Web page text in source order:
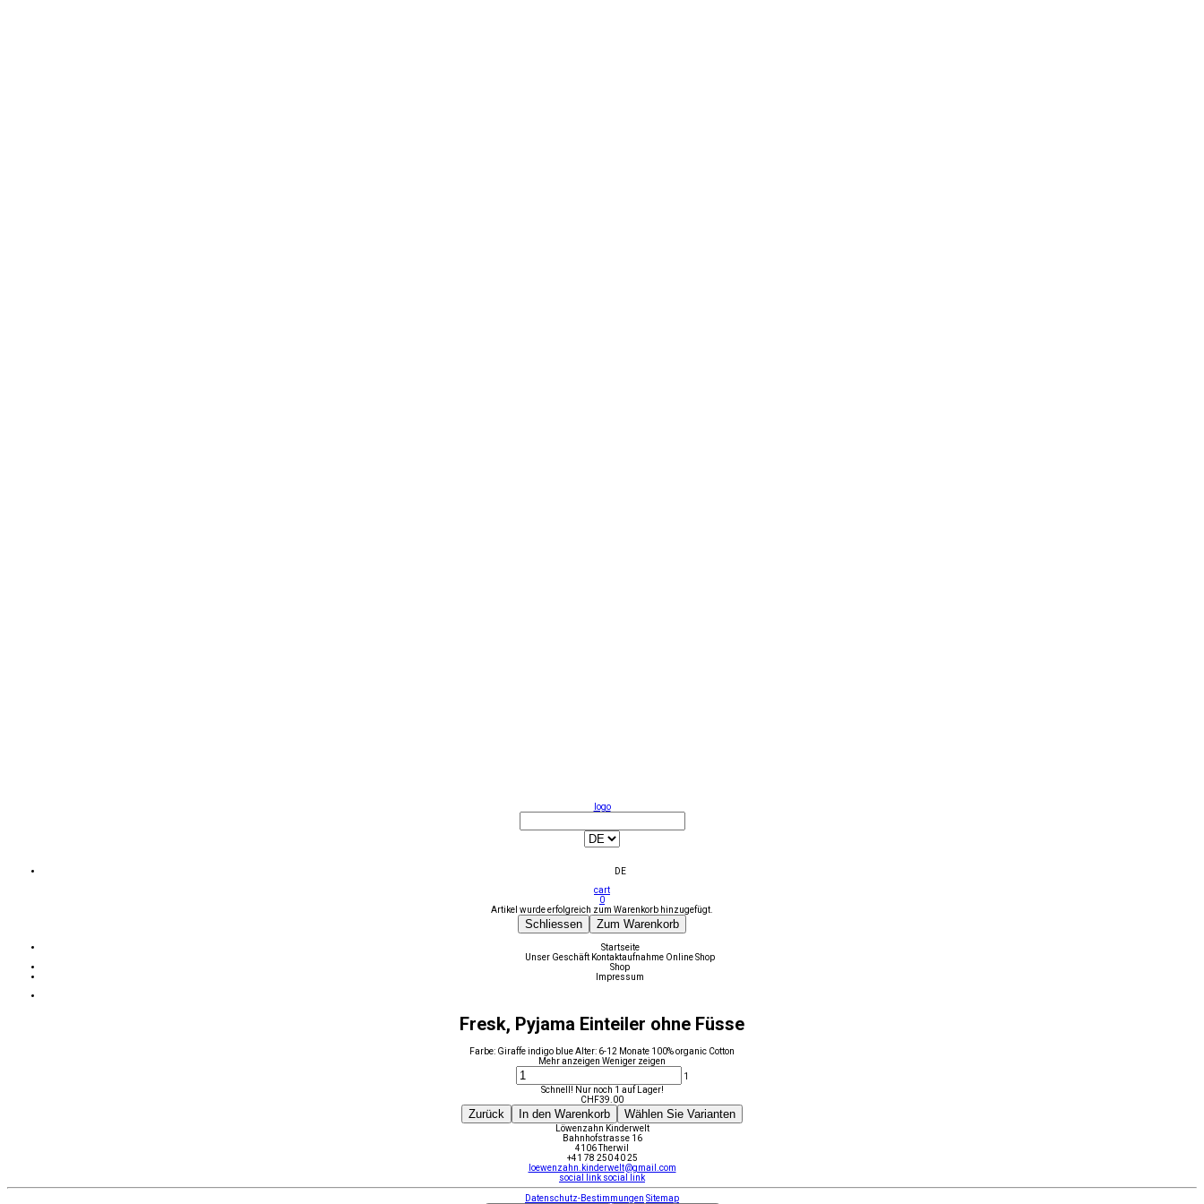
logo
DE
cart
0
Artikel wurde erfolgreich zum Warenkorb hinzugefügt.
Schliessen Zum Warenkorb
Startseite
Unser Geschäft Kontaktaufnahme Online Shop
Shop
Impressum
Fresk, Pyjama Einteiler ohne Füsse
Farbe: Giraffe indigo blue Alter: 6-12 Monate 100% organic Cotton
Mehr anzeigen Weniger zeigen
1
Schnell! Nur noch 1 auf Lager!
CHF39.00
Zurück In den Warenkorb Wählen Sie Varianten
Löwenzahn Kinderwelt
Bahnhofstrasse 16
4106 Therwil
+41 78 250 40 25
loewenzahn.kinderwelt@gmail.com
social link social link
Datenschutz-Bestimmungen Sitemap